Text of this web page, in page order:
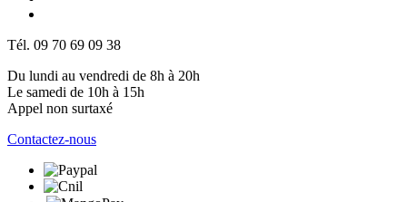
Tél. 09 70 69 09 38
Du lundi au vendredi de 8h à 20h
Le samedi de 10h à 15h
Appel non surtaxé
Contactez-nous